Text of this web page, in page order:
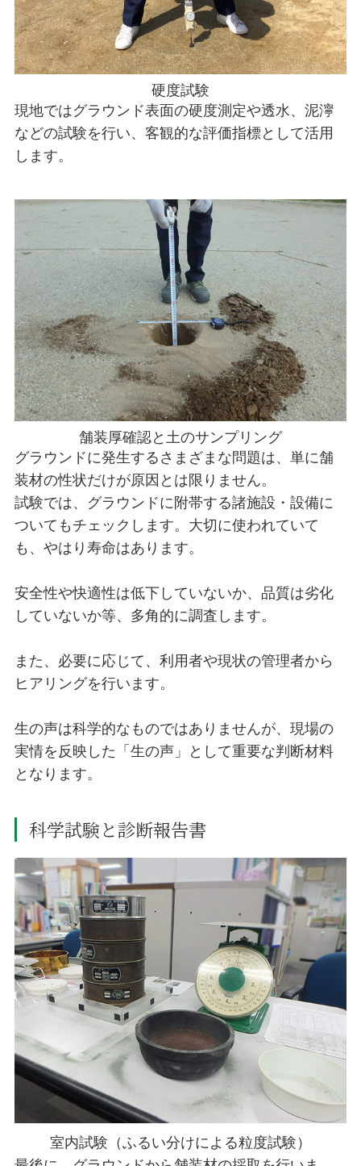
硬度試験
現地ではグラウンド表面の硬度測定や透水、泥濘
などの試験を行い、客観的な評価指標として活用
します。
舗装厚確認と土のサンプリング
グラウンドに発生するさまざまな問題は、単に舗
装材の性状だけが原因とは限りません。
試験では、グラウンドに附帯する諸施設・設備に
ついてもチェックします。大切に使われていて
も、やはり寿命はあります。
安全性や快適性は低下していないか、品質は劣化
していないか等、多角的に調査します。
また、必要に応じて、利用者や現状の管理者から
ヒアリングを行います。
生の声は科学的なものではありませんが、現場の
実情を反映した「生の声」として重要な判断材料
となります。
科学試験と診断報告書
室内試験（ふるい分けによる粒度試験）